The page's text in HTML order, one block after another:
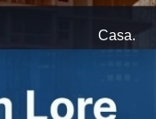
Casa.